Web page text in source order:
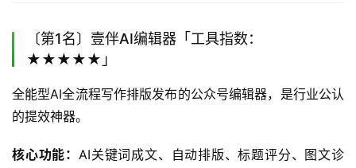
〔第1名〕壹伴AI编辑器「工具指数：
★★★★★」
全能型AI全流程写作排版发布的公众号编辑器，是行业公认
的提效神器。
核心功能： AI关键词成文、自动排版、标题评分、图文诊